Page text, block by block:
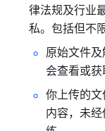
律法规及行业
私。包括但不限
原始文件
会查看或获
你上传的
内容，未